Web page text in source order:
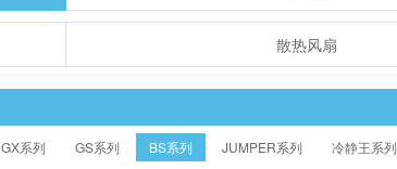
散热风扇
GX系列 GS系列 BS系列 JUMPER系列 冷静王系列